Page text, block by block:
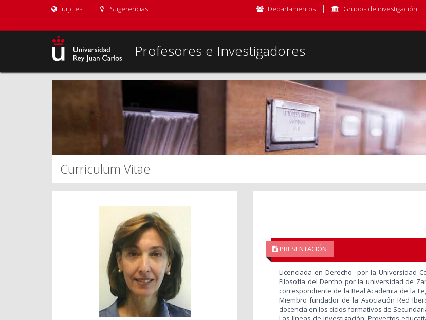
urjc.es Sugerencias Departamentos Grupos de investigación
Profesores e Investigadores
Curriculum Vitae
PRESENTACIÓN
Licenciada en Derecho por la Universidad
Filosofía del Dercho por la universidad de
correspondiente de la Real Academia de la
Miembro fundador de la Asociación Red
docencia en los ciclos formativos de